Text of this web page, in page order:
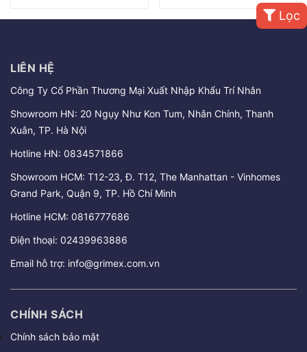
Lọc
LIÊN HỆ
Công Ty Cổ Phần Thương Mại Xuất Nhập Khẩu Trí Nhân
Showroom HN: 20 Ngụy Như Kon Tum, Nhân Chính, Thanh
Xuân, TP. Hà Nội
Hotline HN: 0834571866
Showroom HCM: T12-23, Đ. T12, The Manhattan - Vinhomes
Grand Park, Quận 9, TP. Hồ Chí Minh
Hotline HCM: 0816777686
Điện thoại: 02439963886
Email hỗ trợ: info@grimex.com.vn
CHÍNH SÁCH
Chính sách bảo mật